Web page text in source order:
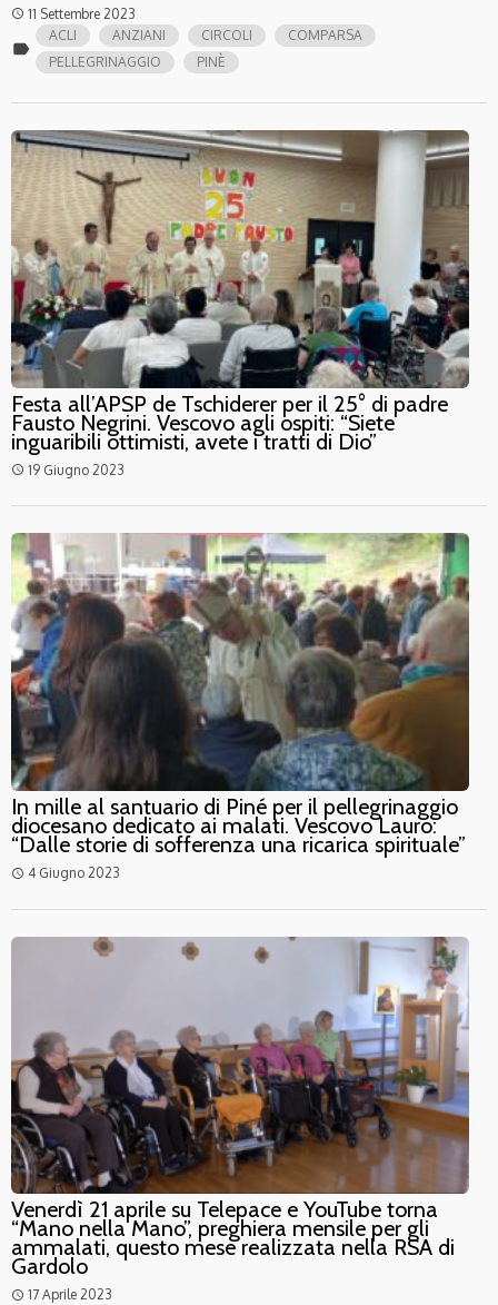
access_time 11 Settembre 2023
label
ACLI ANZIANI CIRCOLI
COMPARSA
PELLEGRINAGGIO
PINÈ
Festa all’APSP de Tschiderer per il 25° di padre
Fausto Negrini. Vescovo agli ospiti: “Siete
inguaribili ottimisti, avete i tratti di Dio”
access_time 19 Giugno 2023
In mille al santuario di Piné per il pellegrinaggio
diocesano dedicato ai malati. Vescovo Lauro:
“Dalle storie di sofferenza una ricarica spirituale”
access_time 4 Giugno 2023
Venerdì 21 aprile su Telepace e YouTube torna
“Mano nella Mano”, preghiera mensile per gli
ammalati, questo mese realizzata nella RSA di
Gardolo
access_time 17 Aprile 2023